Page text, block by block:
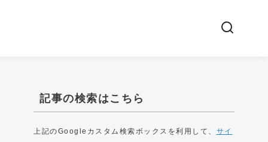
記事の検索はこちら
上記のGoogleカスタム検索ボックスを利用して、 サイ